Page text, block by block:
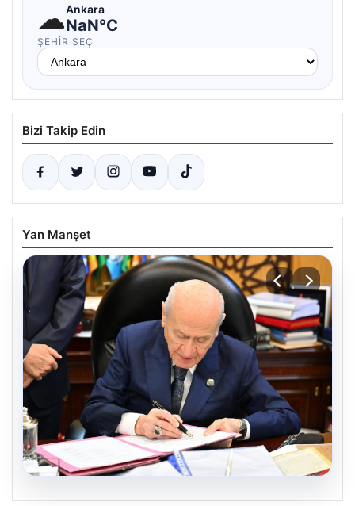
☁Ankara
NaN°C
ŞEHIR SEÇ
Bizi Takip Edin
Yan Manşet
05.08.2026